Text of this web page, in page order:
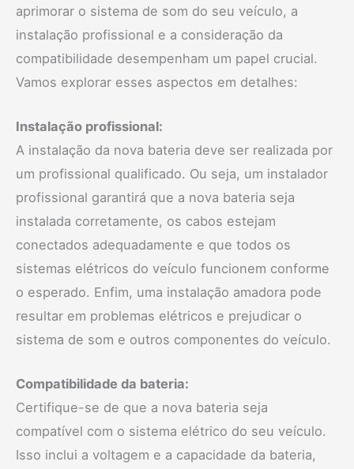
aprimorar o sistema de som do seu veículo, a
instalação profissional e a consideração da
compatibilidade desempenham um papel crucial.
Vamos explorar esses aspectos em detalhes:
Instalação profissional:
A instalação da nova bateria deve ser realizada por
um profissional qualificado. Ou seja, um instalador
profissional garantirá que a nova bateria seja
instalada corretamente, os cabos estejam
conectados adequadamente e que todos os
sistemas elétricos do veículo funcionem conforme
o esperado. Enfim, uma instalação amadora pode
resultar em problemas elétricos e prejudicar o
sistema de som e outros componentes do veículo.
Compatibilidade da bateria:
Certifique-se de que a nova bateria seja
compatível com o sistema elétrico do seu veículo.
Isso inclui a voltagem e a capacidade da bateria,